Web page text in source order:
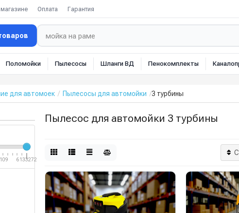
Оплата Гарантия
Поломойки Пылесосы Шланги ВД Пенокомплекты
для автомоек Пылесосы для автомойки 3 турбины
6133272
Пылесос для автомойки 3 турбины